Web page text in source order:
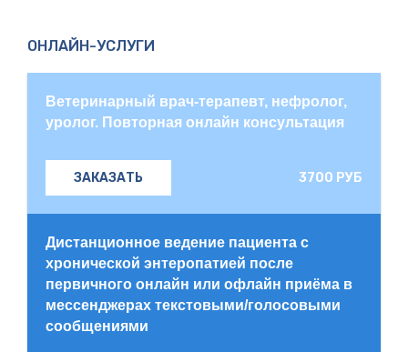
ОНЛАЙН-УСЛУГИ
Ветеринарный врач-терапевт, нефролог,
уролог. Повторная онлайн консультация
ЗАКАЗАТЬ 3700 РУБ
Дистанционное ведение пациента с
хронической энтеропатией после
первичного онлайн или офлайн приёма в
мессенджерах текстовыми/голосовыми
сообщениями